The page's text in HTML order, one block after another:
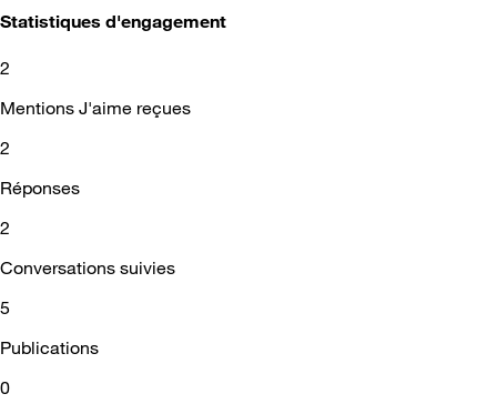
Statistiques d'engagement
2
Mentions J'aime reçues
2
Réponses
2
Conversations suivies
5
Publications
0